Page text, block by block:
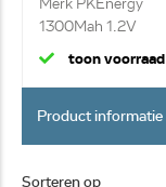
Merk PKEnergy
1300Mah 1.2V
toon voorraad
Product informatie
Sorteren op